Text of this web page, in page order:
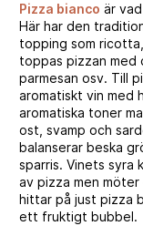
Pizza bianco är
Här har den
topping som
toppas pizzan med
parmesan osv. Till
aromatiskt vin med
aromatiska toner
ost, svamp och
balanserar beska
sparris. Vinets
av pizza men
hittar på just pizza
ett fruktigt bubbel.